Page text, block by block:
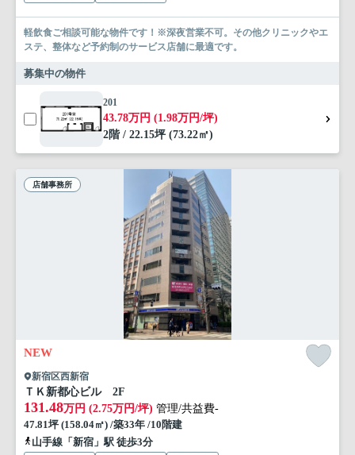
軽飲食ご相談可能な物件です！※深夜営業不可。その他クリニックやエ
ステ、整体など予約制のサービス店舗に最適です。
募集中の物件
201
43.78万円 (1.98万円/坪)
2階 / 22.15坪 (73.22㎡)
店舗事務所
NEW
新宿区西新宿
ＴＫ新都心ビル 2F
131.48万円 (2.75万円/坪) 管理/共益費-
47.81坪 (158.04㎡) /築33年 /10階建
山手線「新宿」駅 徒歩3分